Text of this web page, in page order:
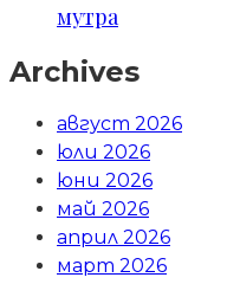
мутра
Archives
август 2026
юли 2026
юни 2026
май 2026
април 2026
март 2026